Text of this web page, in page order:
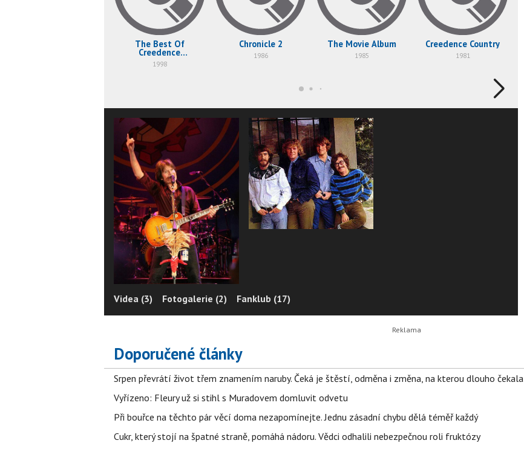
The Best Of
Creedence
Clearwater Revival
1998
Chronicle 2
1986
The Movie Album
1985
Creedence Country
1981
Videa (3) Fotogalerie (2) Fanklub (17)
Doporučené články
Srpen převrátí život třem znamením naruby. Čeká je štěstí, odměna i změna, na kterou dlouho čekala
Vyřízeno: Fleury už si stihl s Muradovem domluvit odvetu
Při bouřce na těchto pár věcí doma nezapomínejte. Jednu zásadní chybu dělá téměř každý
Cukr, který stojí na špatné straně, pomáhá nádoru. Vědci odhalili nebezpečnou roli fruktózy